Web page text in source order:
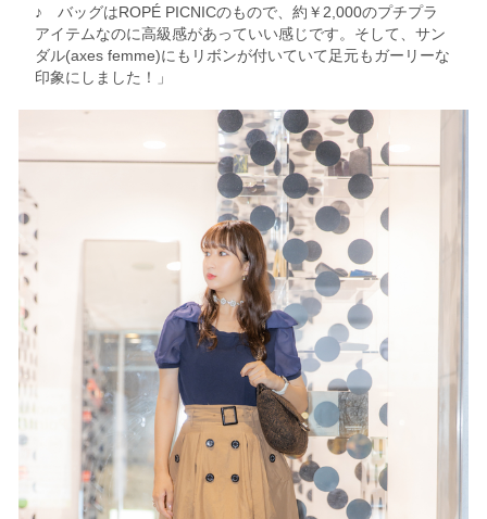
♪ バッグはROPÉ PICNICのもので、約￥2,000のプチプラ
アイテムなのに高級感があっていい感じです。そして、サン
ダル(axes femme)にもリボンが付いていて足元もガーリーな
印象にしました！」